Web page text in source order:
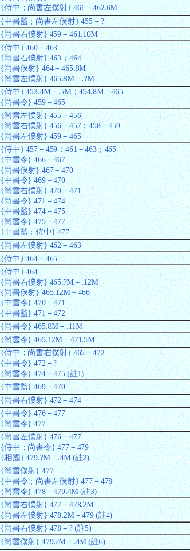
{侍中；尚書左僕射} 461－462.6M
{中書監；尚書左僕射} 455－?
{尚書右僕射} 459－461.10M
{侍中} 460－463
{尚書右僕射} 463；464
{尚書僕射} 464－465.8M
{尚書左僕射} 465.8M－.?M
{侍中} 453.4M－.5M；454.8M－465
{尚書令} 459－465
{尚書左僕射} 455－456
{尚書右僕射} 456－457；458－459
{尚書左僕射} 459－465
{侍中} 457－459；461－463；465
{中書令} 466－467
{尚書僕射} 467－470
{中書令} 469－470
{尚書右僕射} 470－471
{尚書令} 471－474
{中書監} 474－475
{尚書令} 475－477
{中書監；侍中} 477
{尚書左僕射} 462－463
{侍中} 464－465
{侍中} 464
{尚書右僕射} 465.?M－.12M
{尚書僕射} 465.12M－466
{中書令} 470－471
{中書監} 471－472
{尚書令} 465.8M－.11M
{尚書令} 465.12M－471.5M
{侍中；尚書右僕射} 465－472
{中書令} 472－?
{尚書令} 474－475 (註1)
{中書監} 469－470
{尚書右僕射} 472－474
{中書令} 476－477
{尚書令} 477
{尚書左僕射} 476－477
{侍中；尚書令} 477－479
{相國} 479.?M－.4M (註2)
{尚書僕射} 477
{中書令；尚書左僕射} 477－478
{尚書令} 478－479.4M (註3)
{尚書右僕射} 477－478.2M
{尚書左僕射} 478.2M－479 (註4)
{尚書右僕射} 478－? (註5)
{尚書僕射} 479.?M－.4M (註6)